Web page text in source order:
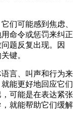
们可能感到焦虑、
命令或惩罚来纠正
题反复出现。因
键。
言、叫声和行为来
能更好地回应它们
可能是在表达紧张
就能帮助它们缓解